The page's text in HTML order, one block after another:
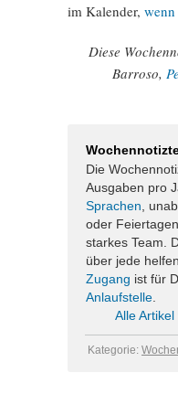
im Kalender,
Diese
Barroso,
Die
Ausgaben pro
Sprachen,
oder
starkes Team.
über jede
Zugang ist für
Anlaufstelle.
Alle
Kategorie: